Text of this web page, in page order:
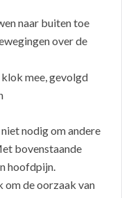
naar buiten toe
over de
mee, gevolgd
nodig om andere
bovenstaande
hoofdpijn.
om de oorzaak van